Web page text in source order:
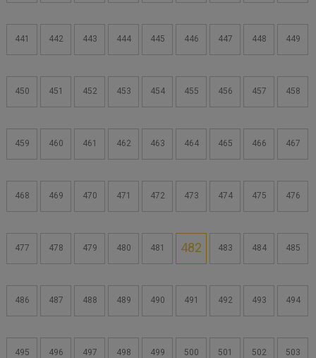
441 442 443 444 445 446 447 448 449
450 451 452 453 454 455 456 457 458
459 460 461 462 463 464 465 466 467
468 469 470 471 472 473 474 475 476
477 478 479 480 481 482 483 484 485
486 487 488 489 490 491 492 493 494
495 496 497 498 499 500 501 502 503